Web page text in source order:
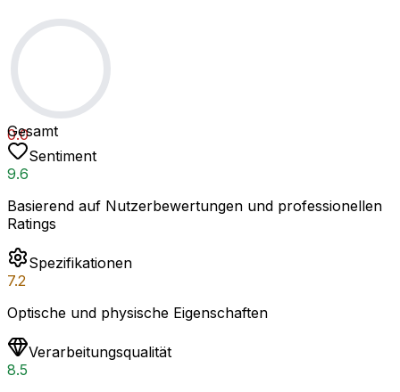
0.0
Gesamt
Sentiment
9.6
Basierend auf Nutzerbewertungen und professionellen
Ratings
Spezifikationen
7.2
Optische und physische Eigenschaften
Verarbeitungsqualität
8.5